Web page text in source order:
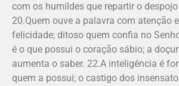
com os humildes que repartir o
20.Quem ouve a palavra com atenção
felicidade; ditoso quem confia no
é o que possui o coração sábio; a
aumenta o saber. 22.A inteligência é
quem a possui; o castigo dos